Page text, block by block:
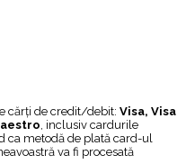
cărţi de credit/debit: Visa, Visa
, inclusiv cardurile
ca metodă de plată card-ul
va fi procesată